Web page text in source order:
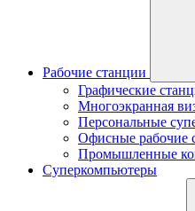
Рабочие станции
Графические
Многоэкранная
Персональные
Офисные рабочие
Промышленные
Суперкомпьютеры